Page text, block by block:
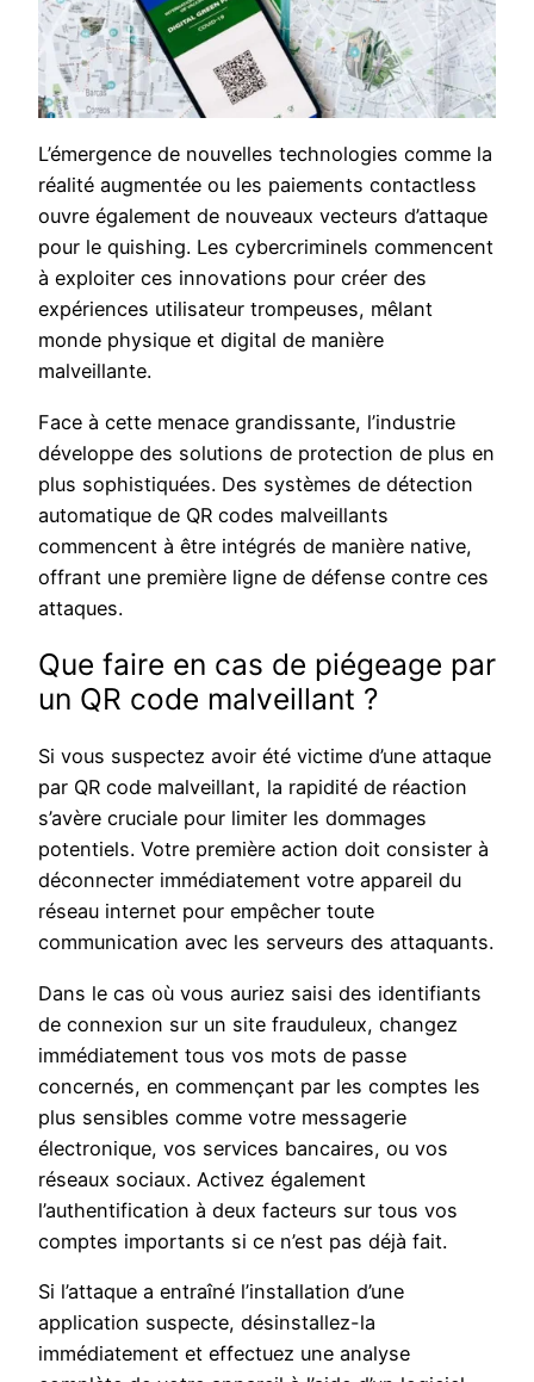
L’émergence de nouvelles technologies comme la
réalité augmentée ou les paiements contactless
ouvre également de nouveaux vecteurs d’attaque
pour le quishing. Les cybercriminels commencent
à exploiter ces innovations pour créer des
expériences utilisateur trompeuses, mêlant
monde physique et digital de manière
malveillante.
Face à cette menace grandissante, l’industrie
développe des solutions de protection de plus en
plus sophistiquées. Des systèmes de détection
automatique de QR codes malveillants
commencent à être intégrés de manière native,
offrant une première ligne de défense contre ces
attaques.
Que faire en cas de piégeage par
un QR code malveillant ?
Si vous suspectez avoir été victime d’une attaque
par QR code malveillant, la rapidité de réaction
s’avère cruciale pour limiter les dommages
potentiels. Votre première action doit consister à
déconnecter immédiatement votre appareil du
réseau internet pour empêcher toute
communication avec les serveurs des attaquants.
Dans le cas où vous auriez saisi des identifiants
de connexion sur un site frauduleux, changez
immédiatement tous vos mots de passe
concernés, en commençant par les comptes les
plus sensibles comme votre messagerie
électronique, vos services bancaires, ou vos
réseaux sociaux. Activez également
l’authentification à deux facteurs sur tous vos
comptes importants si ce n’est pas déjà fait.
Si l’attaque a entraîné l’installation d’une
application suspecte, désinstallez-la
immédiatement et effectuez une analyse